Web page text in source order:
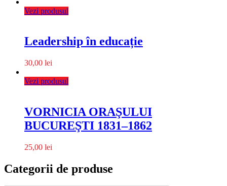
Vezi produsul
Leadership în educație
30,00 lei
Vezi produsul
VORNICIA ORAŞULUI
BUCUREŞTI 1831–1862
25,00 lei
Categorii de produse